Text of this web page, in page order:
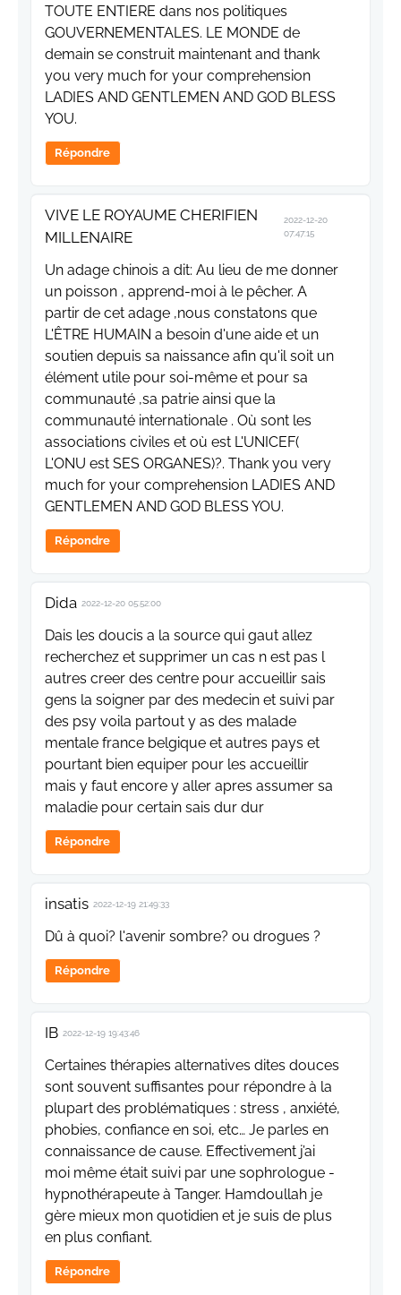
TOUTE ENTIERE dans nos politiques
GOUVERNEMENTALES. LE MONDE de
demain se construit maintenant and thank
you very much for your comprehension
LADIES AND GENTLEMEN AND GOD BLESS
YOU.
Répondre
VIVE LE ROYAUME CHERIFIEN
MILLENAIRE
2022-12-20
07:47:15
Un adage chinois a dit: Au lieu de me donner
un poisson , apprend-moi à le pêcher. A
partir de cet adage ,nous constatons que
L'ÊTRE HUMAIN a besoin d'une aide et un
soutien depuis sa naissance afin qu'il soit un
élément utile pour soi-même et pour sa
communauté ,sa patrie ainsi que la
communauté internationale . Où sont les
associations civiles et où est L'UNICEF(
L'ONU est SES ORGANES)?. Thank you very
much for your comprehension LADIES AND
GENTLEMEN AND GOD BLESS YOU.
Répondre
Dida 2022-12-20 05:52:00
Dais les doucis a la source qui gaut allez
recherchez et supprimer un cas n est pas l
autres creer des centre pour accueillir sais
gens la soigner par des medecin et suivi par
des psy voila partout y as des malade
mentale france belgique et autres pays et
pourtant bien equiper pour les accueillir
mais y faut encore y aller apres assumer sa
maladie pour certain sais dur dur
Répondre
insatis 2022-12-19 21:49:33
Dû à quoi? l'avenir sombre? ou drogues ?
Répondre
IB 2022-12-19 19:43:46
Certaines thérapies alternatives dites douces
sont souvent suffisantes pour répondre à la
plupart des problématiques : stress , anxiété,
phobies, confiance en soi, etc… Je parles en
connaissance de cause. Effectivement j’ai
moi même était suivi par une sophrologue -
hypnothérapeute à Tanger. Hamdoullah je
gère mieux mon quotidien et je suis de plus
en plus confiant.
Répondre